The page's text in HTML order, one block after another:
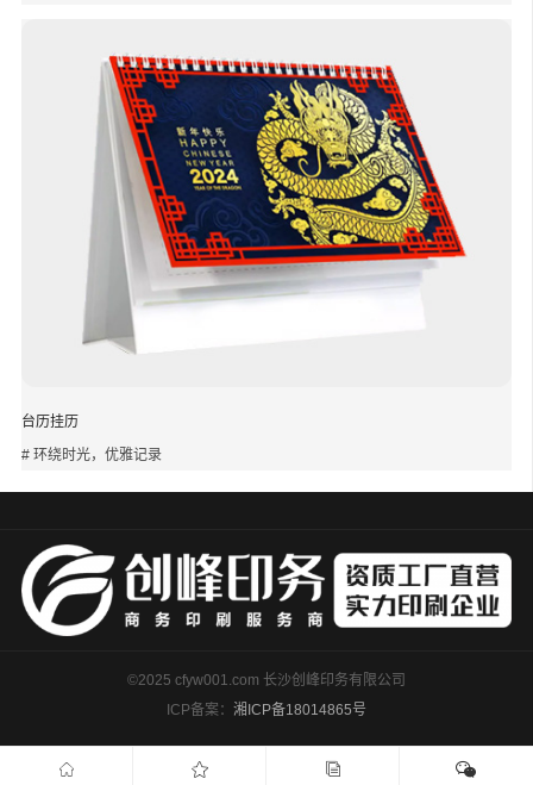
台历挂历
# 环绕时光，优雅记录
©2025 cfyw001.com 长沙创峰印务有限公司
ICP备案： 湘ICP备18014865号